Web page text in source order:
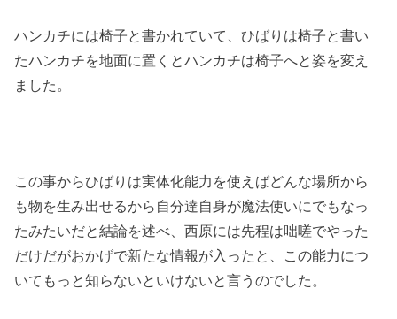
ハンカチには椅子と書かれていて、ひばりは椅子と書い
たハンカチを地面に置くとハンカチは椅子へと姿を変え
ました。
この事からひばりは実体化能力を使えばどんな場所から
も物を生み出せるから自分達自身が魔法使いにでもなっ
たみたいだと結論を述べ、西原には先程は咄嗟でやった
だけだがおかげで新たな情報が入ったと、この能力につ
いてもっと知らないといけないと言うのでした。